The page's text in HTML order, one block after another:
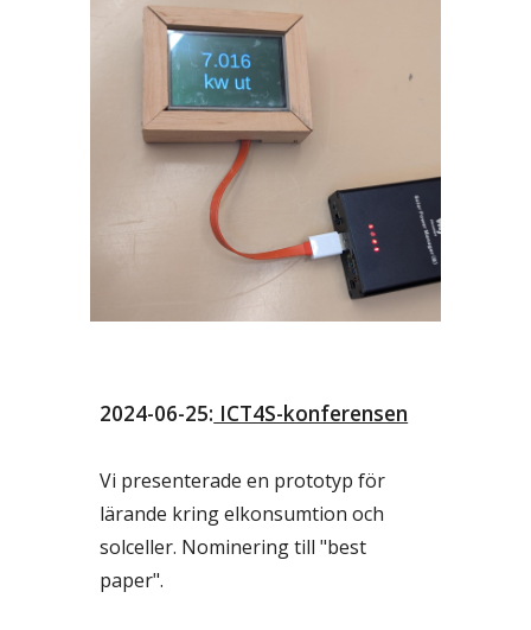
2024-06-25: ICT4S-konferensen
Vi presenterade en prototyp för
lärande kring elkonsumtion och
solceller. Nominering till "best
paper".